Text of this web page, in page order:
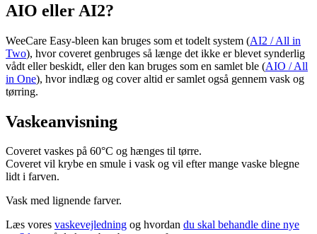
AIO eller AI2?
WeeCare Easy-bleen kan bruges som et todelt system (AI2 / All in
Two), hvor coveret genbruges så længe det ikke er blevet synderlig
vådt eller beskidt, eller den kan bruges som en samlet ble (AIO / All
in One), hvor indlæg og cover altid er samlet også gennem vask og
tørring.
Vaskeanvisning
Coveret vaskes på 60°C og hænges til tørre.
Coveret vil krybe en smule i vask og vil efter mange vaske blegne
lidt i farven.
Vask med lignende farver.
Læs vores vaskevejledning og hvordan du skal behandle dine nye